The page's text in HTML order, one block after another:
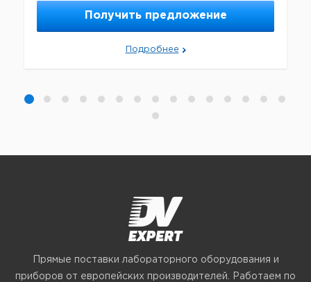
Получить предложение
Подробнее
Прямые поставки лабораторного оборудования и
приборов от европейских производителей. Работаем по